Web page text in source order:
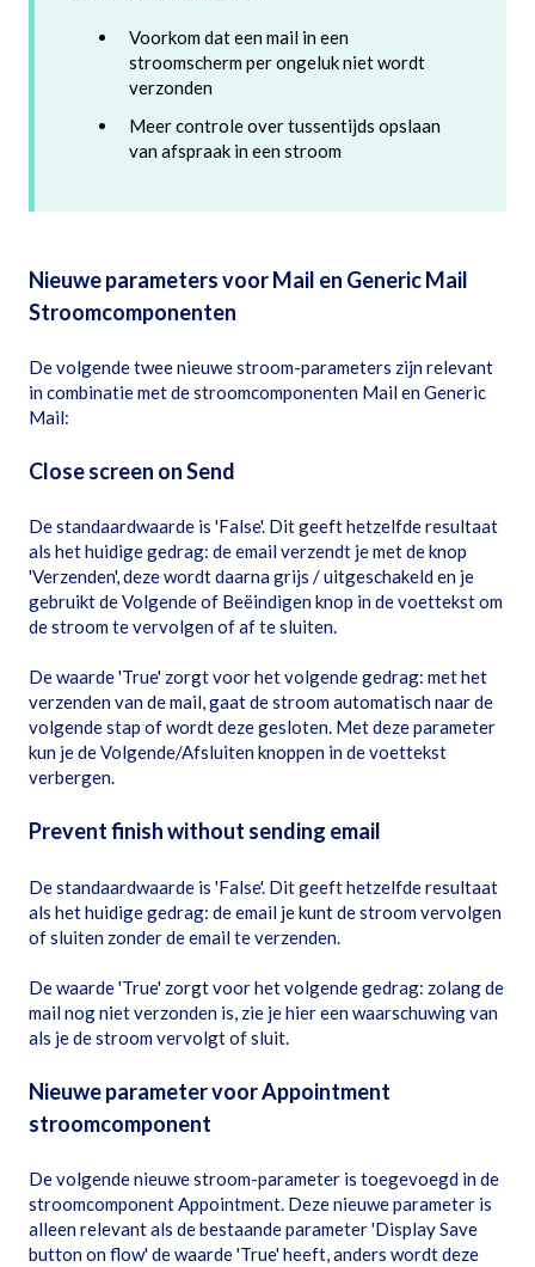
Voorkom dat een mail in een
stroomscherm per ongeluk niet wordt
verzonden
Meer controle over tussentijds opslaan
van afspraak in een stroom
Nieuwe parameters voor Mail en Generic Mail
Stroomcomponenten
De volgende twee nieuwe stroom-parameters zijn relevant
in combinatie met de stroomcomponenten Mail en Generic
Mail:
Close screen on Send
De standaardwaarde is 'False'. Dit geeft hetzelfde resultaat
als het huidige gedrag: de email verzendt je met de knop
'Verzenden', deze wordt daarna grijs / uitgeschakeld en je
gebruikt de Volgende of Beëindigen knop in de voettekst om
de stroom te vervolgen of af te sluiten.
De waarde 'True' zorgt voor het volgende gedrag: met het
verzenden van de mail, gaat de stroom automatisch naar de
volgende stap of wordt deze gesloten. Met deze parameter
kun je de Volgende/Afsluiten knoppen in de voettekst
verbergen.
Prevent finish without sending email
De standaardwaarde is 'False'. Dit geeft hetzelfde resultaat
als het huidige gedrag: de email je kunt de stroom vervolgen
of sluiten zonder de email te verzenden.
De waarde 'True' zorgt voor het volgende gedrag: zolang de
mail nog niet verzonden is, zie je hier een waarschuwing van
als je de stroom vervolgt of sluit.
Nieuwe parameter voor Appointment
stroomcomponent
De volgende nieuwe stroom-parameter is toegevoegd in de
stroomcomponent Appointment. Deze nieuwe parameter is
alleen relevant als de bestaande parameter 'Display Save
button on flow' de waarde 'True' heeft, anders wordt deze